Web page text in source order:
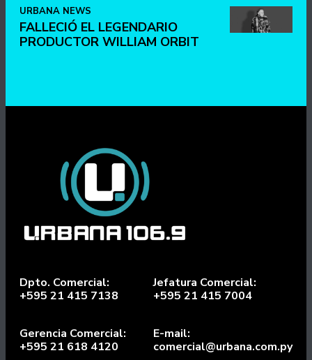
URBANA NEWS
FALLECIÓ EL LEGENDARIO
PRODUCTOR WILLIAM ORBIT
Dpto. Comercial:
+595 21 415 7138
Jefatura Comercial:
+595 21 415 7004
Gerencia Comercial:
+595 21 618 4120
E-mail:
comercial@urbana.com.py